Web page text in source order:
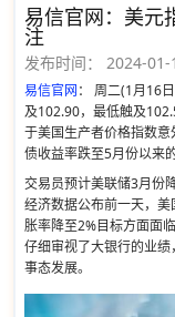
易信官网：美元
注
发布时间： 2024-01-
易信官网： 周二(1月16
及102.90，最低触及
于美国生产者价格指数
债收益率跌至5月份以来
交易员预计美联储3月份
经济数据公布前一天，
胀率降至2%目标方面面
仔细审视了大银行的业绩
事态发展。